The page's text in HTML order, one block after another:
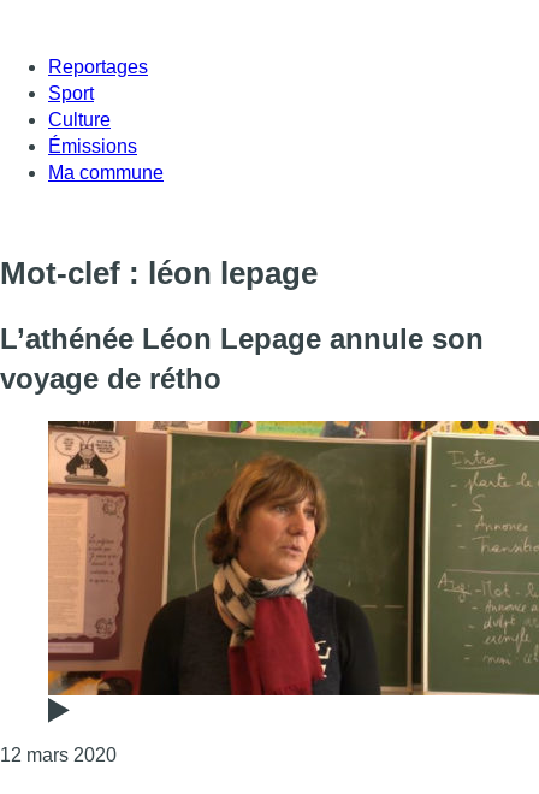
Reportages
Sport
Culture
Émissions
Ma commune
Mot-clef : léon lepage
L’athénée Léon Lepage annule son
voyage de rétho
12 mars 2020Consulter l'article "L’athénée Léon Lepage